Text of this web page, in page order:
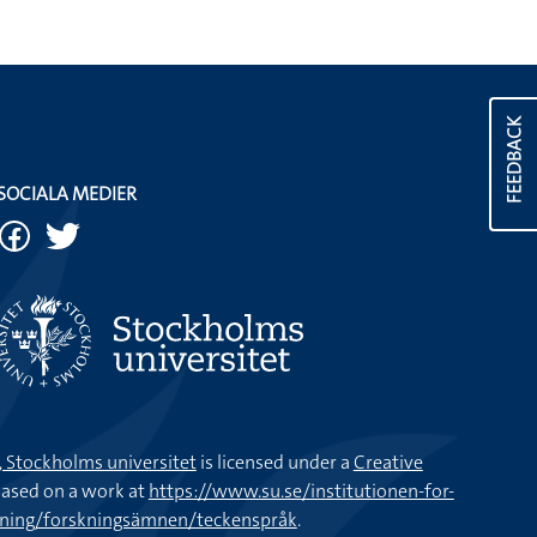
FEEDBACK
MEDIER
universitetis licensed under aCreative
on a work athttps://www.su.se/institutionen-for-
forskningsämnen/teckenspråk.